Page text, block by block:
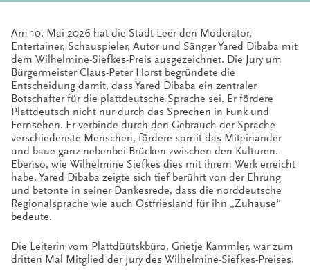
Am 10. Mai 2026 hat die Stadt Leer den Moderator,
Entertainer, Schauspieler, Autor und Sänger Yared Dibaba mit
dem Wilhelmine-Siefkes-Preis ausgezeichnet. Die Jury um
Bürgermeister Claus-Peter Horst begründete die
Entscheidung damit, dass Yared Dibaba ein zentraler
Botschafter für die plattdeutsche Sprache sei. Er fördere
Plattdeutsch nicht nur durch das Sprechen in Funk und
Fernsehen. Er verbinde durch den Gebrauch der Sprache
verschiedenste Menschen, fördere somit das Miteinander
und baue ganz nebenbei Brücken zwischen den Kulturen.
Ebenso, wie Wilhelmine Siefkes dies mit ihrem Werk erreicht
habe. Yared Dibaba zeigte sich tief berührt von der Ehrung
und betonte in seiner Dankesrede, dass die norddeutsche
Regionalsprache wie auch Ostfriesland für ihn „Zuhause“
bedeute.
Die Leiterin vom Plattdüütskbüro, Grietje Kammler, war zum
dritten Mal Mitglied der Jury des Wilhelmine-Siefkes-Preises.